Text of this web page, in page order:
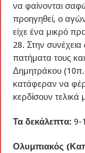
να φαίνονται
προηγηθεί, ο
είχε ένα μικρό
28. Στην
πατήματα τους
Δημητράκου
κατάφεραν να
κερδίσουν τελικά
Τα δεκάλεπτα: 9-
Ολυμπιακός